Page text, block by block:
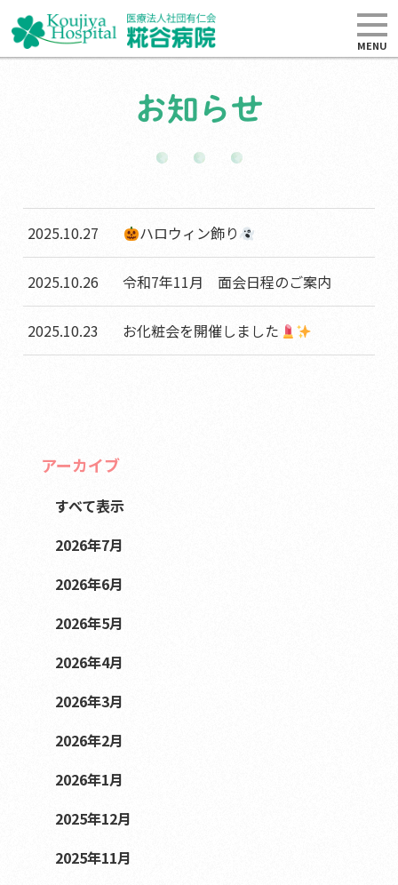
MENU
お知らせ
2025.10.27 ハロウィン飾り
2025.10.26 令和7年11月 面会日程のご案内
2025.10.23 お化粧会を開催しました
アーカイブ
すべて表示
2026年7月
2026年6月
2026年5月
2026年4月
2026年3月
2026年2月
2026年1月
2025年12月
2025年11月